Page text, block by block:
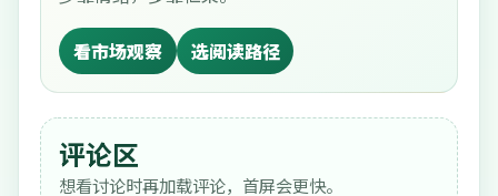
看市场观察 选阅读路径
评论区
想看讨论时再加载评论，首屏会更快。